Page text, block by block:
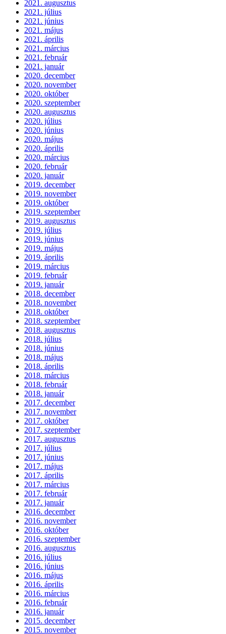
2021. augusztus
2021. július
2021. június
2021. május
2021. április
2021. március
2021. február
2021. január
2020. december
2020. november
2020. október
2020. szeptember
2020. augusztus
2020. július
2020. június
2020. május
2020. április
2020. március
2020. február
2020. január
2019. december
2019. november
2019. október
2019. szeptember
2019. augusztus
2019. július
2019. június
2019. május
2019. április
2019. március
2019. február
2019. január
2018. december
2018. november
2018. október
2018. szeptember
2018. augusztus
2018. július
2018. június
2018. május
2018. április
2018. március
2018. február
2018. január
2017. december
2017. november
2017. október
2017. szeptember
2017. augusztus
2017. július
2017. június
2017. május
2017. április
2017. március
2017. február
2017. január
2016. december
2016. november
2016. október
2016. szeptember
2016. augusztus
2016. július
2016. június
2016. május
2016. április
2016. március
2016. február
2016. január
2015. december
2015. november